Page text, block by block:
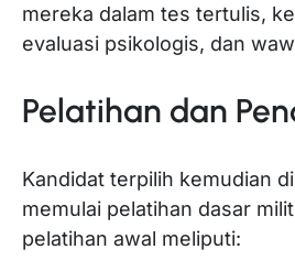
mereka dalam tes tertulis,
evaluasi psikologis, dan
Pelatihan dan
Kandidat terpilih kemudian
memulai pelatihan dasar
pelatihan awal meliputi: